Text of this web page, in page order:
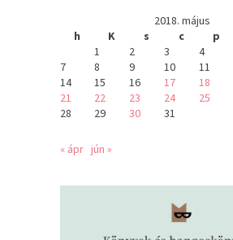
2018. május
h
K s c p
1
2 3 4
7
8 9 10 11
14
15 16 17 18
21
22 23 24 25
28
29 30 31
« ápr jún »